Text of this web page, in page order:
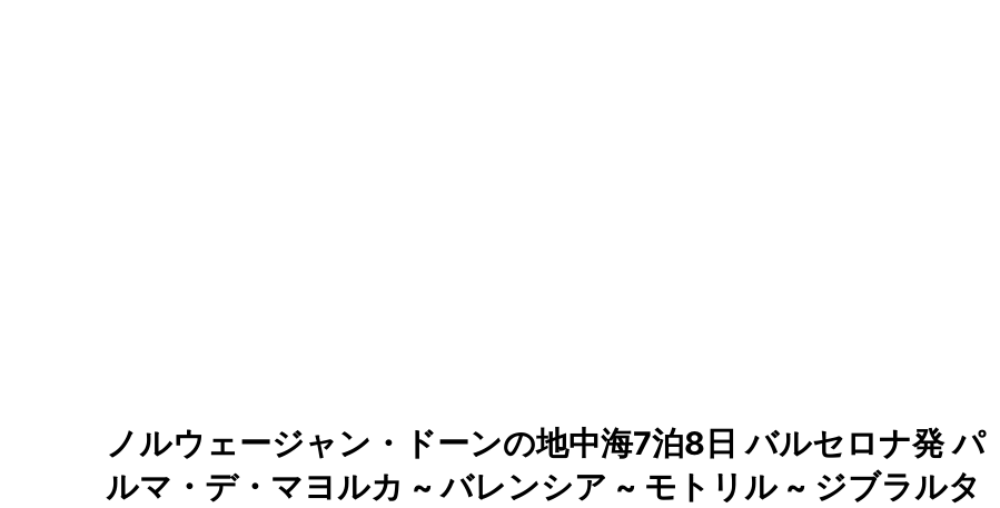
ノルウェージャン・ドーンの地中海7泊8日 バルセロナ発 パ
ルマ・デ・マヨルカ ~ バレンシア ~ モトリル ~ ジブラルタ